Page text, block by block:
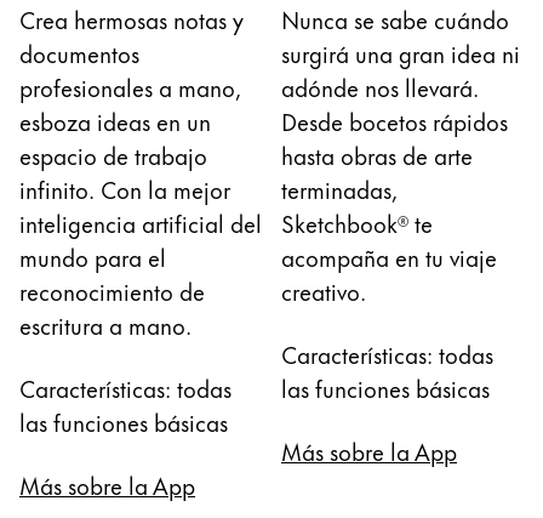
Crea hermosas notas y
documentos
profesionales a mano,
esboza ideas en un
espacio de trabajo
infinito. Con la mejor
inteligencia artificial del
mundo para el
reconocimiento de
escritura a mano.
Características: todas
las funciones básicas
Más sobre la App
Nunca se sabe cuándo
surgirá una gran idea ni
adónde nos llevará.
Desde bocetos rápidos
hasta obras de arte
terminadas,
Sketchbook® te
acompaña en tu viaje
creativo.
Características: todas
las funciones básicas
Más sobre la App